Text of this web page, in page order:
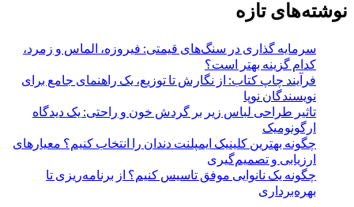
نوشته‌های تازه
سرمایه گذاری در سنگ‌های قیمتی: فیروزه، الماس و زمرد،
کدام گزینه بهتر است؟
فرآیند چاپ کتاب: از نگارش تا توزیع، یک راهنمای جامع برای
نویسندگان نوپا
تاثیر طراحی لباس زیر بر گردش خون و راحتی: یک دیدگاه
ارگونومیک
چگونه بهترین کلینیک ایمپلنت دندان را انتخاب کنیم؟ معیارهای
ارزیابی و تصمیم‌گیری
چگونه یک نانوایی موفق تاسیس کنیم؟ از برنامه‌ریزی تا
بهره‌برداری